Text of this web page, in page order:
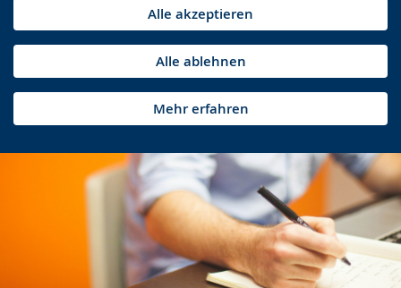
Alle akzeptieren
Alle ablehnen
Mehr erfahren